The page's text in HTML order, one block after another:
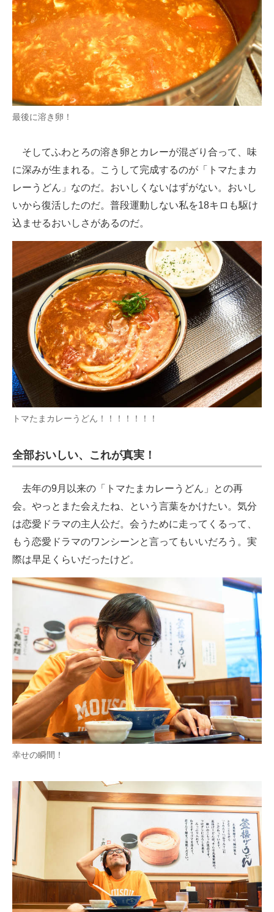
最後に溶き卵！
そしてふわとろの溶き卵とカレーが混ざり合って、味
に深みが生まれる。こうして完成するのが「トマたまカ
レーうどん」なのだ。おいしくないはずがない。おいし
いから復活したのだ。普段運動しない私を18キロも駆け
込ませるおいしさがあるのだ。
トマたまカレーうどん！！！！！！！
全部おいしい、これが真実！
去年の9月以来の「トマたまカレーうどん」との再
会。やっとまた会えたね、という言葉をかけたい。気分
は恋愛ドラマの主人公だ。会うために走ってくるって、
もう恋愛ドラマのワンシーンと言ってもいいだろう。実
際は早足くらいだったけど。
幸せの瞬間！